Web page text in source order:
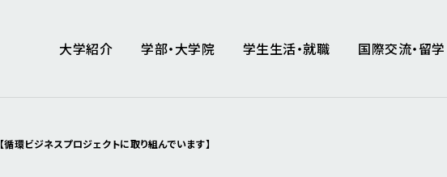
大学紹介 学部・大学院 学生生活・就職 国際交流・留学
【循環ビジネスプロジェクトに取り組んでいます】